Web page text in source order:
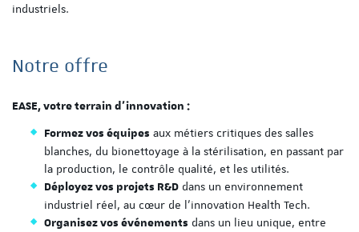
industriels.
Notre offre
EASE, votre terrain d’innovation :
Formez vos équipes aux métiers critiques des salles
blanches, du bionettoyage à la stérilisation, en passant par
la production, le contrôle qualité, et les utilités.
Déployez vos projets R&D dans un environnement
industriel réel, au cœur de l’innovation Health Tech.
Organisez vos événements dans un lieu unique, entre